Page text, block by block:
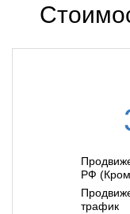
РФ
трафик